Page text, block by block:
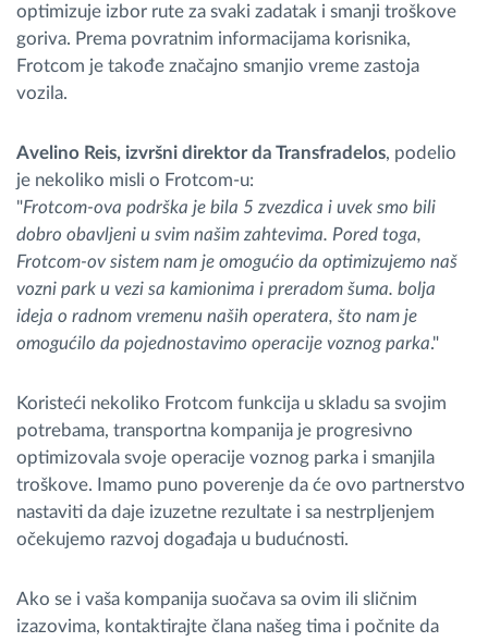
optimizuje izbor rute za svaki zadatak i smanji troškove
goriva. Prema povratnim informacijama korisnika,
Frotcom je takođe značajno smanjio vreme zastoja
vozila.
Avelino Reis, izvršni direktor da Transfradelos, podelio
je nekoliko misli o Frotcom-u:
"Frotcom-ova podrška je bila 5 zvezdica i uvek smo bili
dobro obavljeni u svim našim zahtevima. Pored toga,
Frotcom-ov sistem nam je omogućio da optimizujemo naš
vozni park u vezi sa kamionima i preradom šuma. bolja
ideja o radnom vremenu naših operatera, što nam je
omogućilo da pojednostavimo operacije voznog parka."
Koristeći nekoliko Frotcom funkcija u skladu sa svojim
potrebama, transportna kompanija je progresivno
optimizovala svoje operacije voznog parka i smanjila
troškove. Imamo puno poverenje da će ovo partnerstvo
nastaviti da daje izuzetne rezultate i sa nestrpljenjem
očekujemo razvoj događaja u budućnosti.
Ako se i vaša kompanija suočava sa ovim ili sličnim
izazovima, kontaktirajte člana našeg tima i počnite da